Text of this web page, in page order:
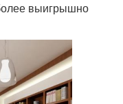
выигрышно